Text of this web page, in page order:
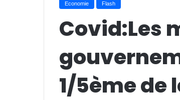
Economie Flash
Covid:Les
1/5ème de